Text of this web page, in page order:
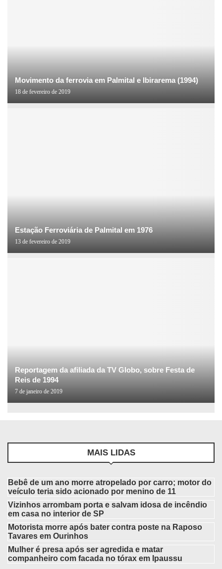
Movimento da ferrovia em Palmital e Ibirarema (1994)
18 de fevereiro de 2019
Estação Ferroviária de Palmital em 1976
13 de fevereiro de 2019
Reportagem da afiliada da TV Globo, sobre Festa de
Reis de 1994
7 de janeiro de 2019
MAIS LIDAS
Bebê de um ano morre atropelado por carro; motor do
veículo teria sido acionado por menino de 11
Vizinhos arrombam porta e salvam idosa de incêndio
em casa no interior de SP
Motorista morre após bater contra poste na Raposo
Tavares em Ourinhos
Mulher é presa após ser agredida e matar
companheiro com facada no tórax em Ipaussu